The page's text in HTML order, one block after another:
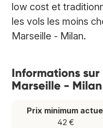
low cost et
les vols les moins
Marseille - Milan.
Informations
Marseille - Milan
Prix minimum
42 €